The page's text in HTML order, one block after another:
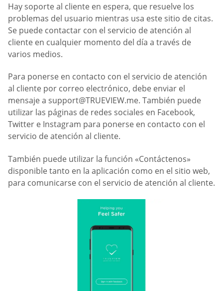
Hay soporte al cliente en espera, que resuelve los
problemas del usuario mientras usa este sitio de citas.
Se puede contactar con el servicio de atención al
cliente en cualquier momento del día a través de
varios medios.
Para ponerse en contacto con el servicio de atención
al cliente por correo electrónico, debe enviar el
mensaje a support@TRUEVIEW.me. También puede
utilizar las páginas de redes sociales en Facebook,
Twitter e Instagram para ponerse en contacto con el
servicio de atención al cliente.
También puede utilizar la función «Contáctenos»
disponible tanto en la aplicación como en el sitio web,
para comunicarse con el servicio de atención al cliente.